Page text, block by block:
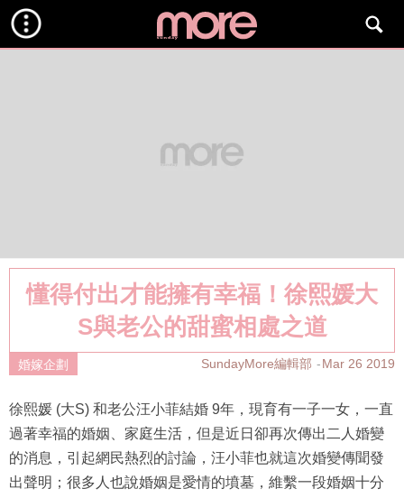
懂得付出才能擁有幸福！徐熙媛大
S與老公的甜蜜相處之道
婚嫁企劃 SundayMore編輯部 Mar 26 2019
徐熙媛 (大S) 和老公汪小菲結婚 9年，現育有一子一女，一直
過著幸福的婚姻、家庭生活，但是近日卻再次傳出二人婚變
的消息，引起網民熱烈的討論，汪小菲也就這次婚變傳聞發
出聲明；很多人也說婚姻是愛情的墳墓，維繫一段婚姻十分